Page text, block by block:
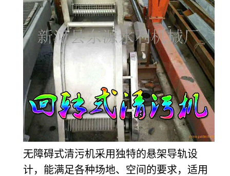
无障碍式清污机采用独特的悬架导轨设
计，能满足各种场地、空间的要求，适用